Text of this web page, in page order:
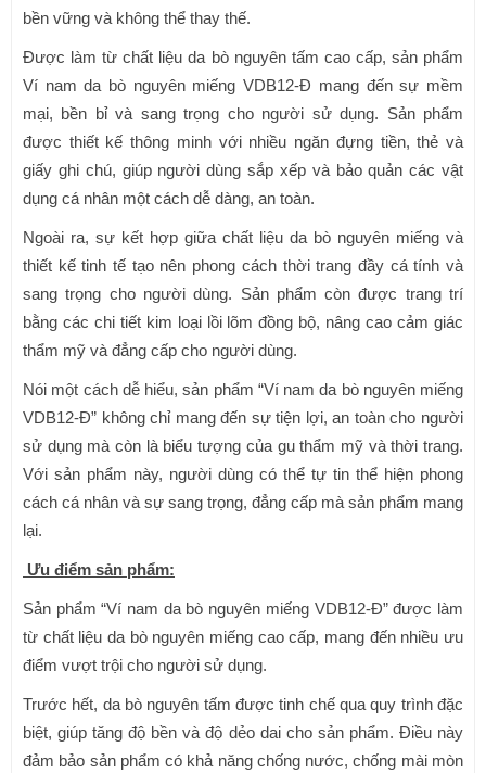
bền vững và không thể thay thế.
Được làm từ chất liệu da bò nguyên tấm cao cấp, sản phẩm
Ví nam da bò nguyên miếng VDB12-Đ mang đến sự mềm
mại, bền bỉ và sang trọng cho người sử dụng. Sản phẩm
được thiết kế thông minh với nhiều ngăn đựng tiền, thẻ và
giấy ghi chú, giúp người dùng sắp xếp và bảo quản các vật
dụng cá nhân một cách dễ dàng, an toàn.
Ngoài ra, sự kết hợp giữa chất liệu da bò nguyên miếng và
thiết kế tinh tế tạo nên phong cách thời trang đầy cá tính và
sang trọng cho người dùng. Sản phẩm còn được trang trí
bằng các chi tiết kim loại lồi lõm đồng bộ, nâng cao cảm giác
thẩm mỹ và đẳng cấp cho người dùng.
Nói một cách dễ hiểu, sản phẩm “Ví nam da bò nguyên miếng
VDB12-Đ” không chỉ mang đến sự tiện lợi, an toàn cho người
sử dụng mà còn là biểu tượng của gu thẩm mỹ và thời trang.
Với sản phẩm này, người dùng có thể tự tin thể hiện phong
cách cá nhân và sự sang trọng, đẳng cấp mà sản phẩm mang
lại.
Ưu điểm sản phẩm:
Sản phẩm “Ví nam da bò nguyên miếng VDB12-Đ” được làm
từ chất liệu da bò nguyên miếng cao cấp, mang đến nhiều ưu
điểm vượt trội cho người sử dụng.
Trước hết, da bò nguyên tấm được tinh chế qua quy trình đặc
biệt, giúp tăng độ bền và độ dẻo dai cho sản phẩm. Điều này
đảm bảo sản phẩm có khả năng chống nước, chống mài mòn